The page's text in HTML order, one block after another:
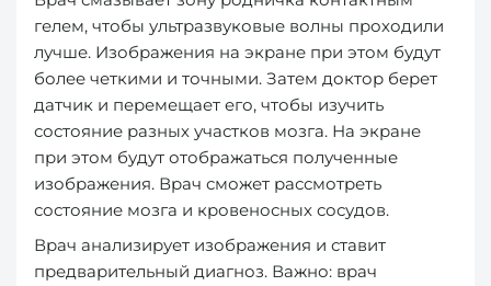
гелем, чтобы ультразвуковые волны проходили
лучше. Изображения на экране при этом будут
более четкими и точными. Затем доктор берет
датчик и перемещает его, чтобы изучить
состояние разных участков мозга. На экране
при этом будут отображаться полученные
изображения. Врач сможет рассмотреть
состояние мозга и кровеносных сосудов.
Врач анализирует изображения и ставит
предварительный диагноз. Важно: врач